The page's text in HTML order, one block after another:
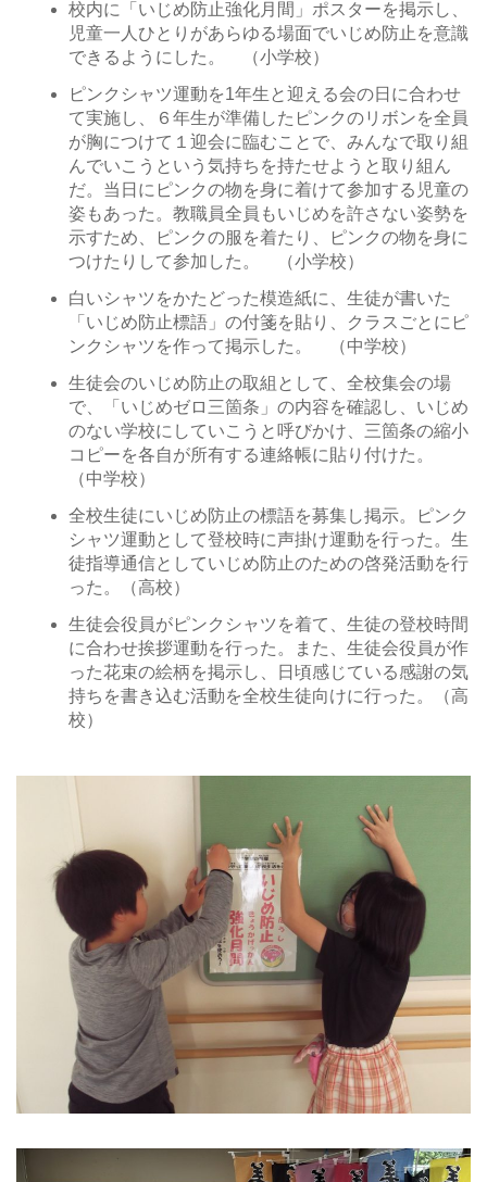
校内に「いじめ防止強化月間」ポスターを掲示し、
児童一人ひとりがあらゆる場面でいじめ防止を意識
できるようにした。 （小学校）
ピンクシャツ運動を1年生と迎える会の日に合わせ
て実施し、６年生が準備したピンクのリボンを全員
が胸につけて１迎会に臨むことで、みんなで取り組
んでいこうという気持ちを持たせようと取り組ん
だ。当日にピンクの物を身に着けて参加する児童の
姿もあった。教職員全員もいじめを許さない姿勢を
示すため、ピンクの服を着たり、ピンクの物を身に
つけたりして参加した。 （小学校）
白いシャツをかたどった模造紙に、生徒が書いた
「いじめ防止標語」の付箋を貼り、クラスごとにピ
ンクシャツを作って掲示した。 （中学校）
生徒会のいじめ防止の取組として、全校集会の場
で、「いじめゼロ三箇条」の内容を確認し、いじめ
のない学校にしていこうと呼びかけ、三箇条の縮小
コピーを各自が所有する連絡帳に貼り付けた。
（中学校）
全校生徒にいじめ防止の標語を募集し掲示。ピンク
シャツ運動として登校時に声掛け運動を行った。生
徒指導通信としていじめ防止のための啓発活動を行
った。（高校）
生徒会役員がピンクシャツを着て、生徒の登校時間
に合わせ挨拶運動を行った。また、生徒会役員が作
った花束の絵柄を掲示し、日頃感じている感謝の気
持ちを書き込む活動を全校生徒向けに行った。（高
校）